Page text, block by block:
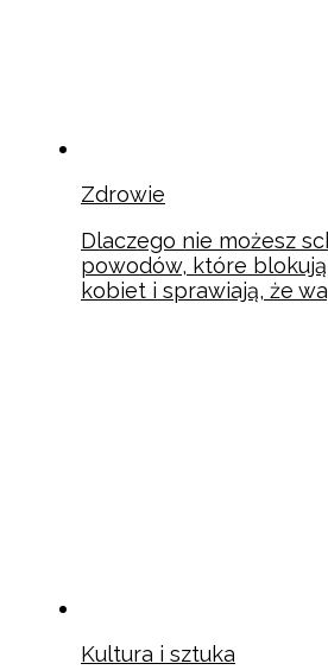
Zdrowie
Dlaczego nie możesz
powodów, które
kobiet i sprawiają, że
Kultura i sztuka